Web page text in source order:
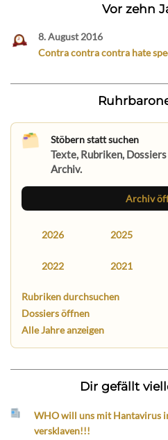
Vor zehn
8. August 2016
Contra contra contra hate
Stöbern statt suchen
Texte, Rubriken,
Archiv.
Archiv
2026 2025
2022 2021
Rubriken durchsuchen
Dossiers öffnen
Alle Jahre anzeigen
Dir gefällt
WHO will uns mit Hantavirus
versklaven!!!